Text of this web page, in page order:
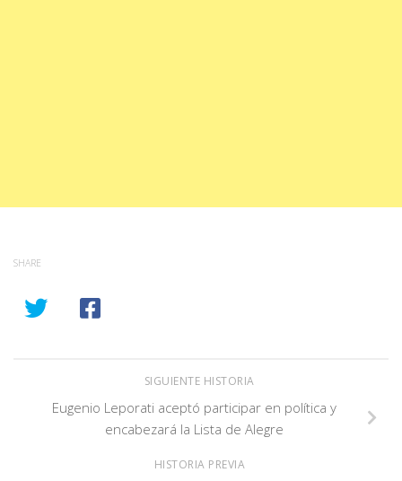
SHARE
SIGUIENTE HISTORIA
Eugenio Leporati aceptó participar en política y
encabezará la Lista de Alegre
HISTORIA PREVIA